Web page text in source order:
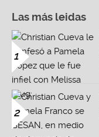
Las más leidas
1
2